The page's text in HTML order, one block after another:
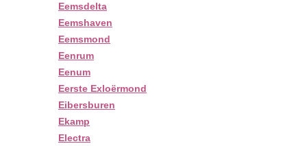
Eemsdelta
Eemshaven
Eemsmond
Eenrum
Eenum
Eerste Exloërmond
Eibersburen
Ekamp
Electra